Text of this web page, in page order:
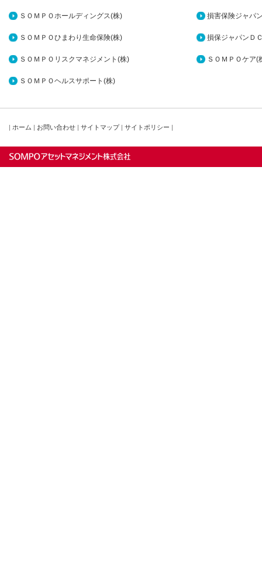
ＳＯＭＰＯホールディングス(株) 損害保険ジャパ
ＳＯＭＰＯひまわり生命保険(株) 損保ジャパンＤ
ＳＯＭＰＯリスクマネジメント(株) ＳＯＭＰＯケア(
ＳＯＭＰＯヘルスサポート(株)
ホーム お問い合わせ サイトマップ サイトポリシー